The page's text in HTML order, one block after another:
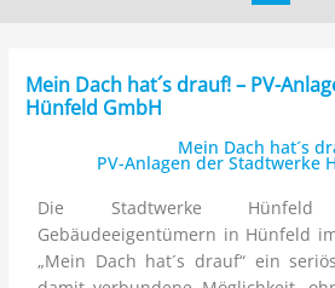
Mein Dach hat´s drauf! – PV-
Hünfeld GmbH
Mein Dach hat´s
PV-Anlagen der Stadtwerke
Die Stadtwerke
Gebäudeeigentümern in Hünfeld
„Mein Dach hat´s drauf“ ein